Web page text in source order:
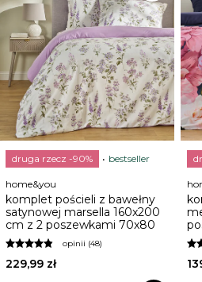
druga rzecz -90% bestseller
home&you
komplet pościeli z bawełny
satynowej marsella 160x200
cm z 2 poszewkami 70x80
opinii (48)
229,99 zł